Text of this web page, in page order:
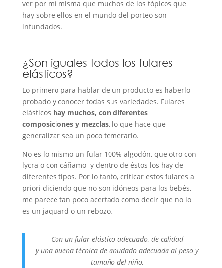
ver por mí misma que muchos de los tópicos que
hay sobre ellos en el mundo del porteo son
infundados.
¿Son iguales todos los fulares
elásticos?
Lo primero para hablar de un producto es haberlo
probado y conocer todas sus variedades. Fulares
elásticos hay muchos, con diferentes
composiciones y mezclas, lo que hace que
generalizar sea un poco temerario.
No es lo mismo un fular 100% algodón, que otro con
lycra o con cáñamo y dentro de éstos los hay de
diferentes tipos. Por lo tanto, criticar estos fulares a
priori diciendo que no son idóneos para los bebés,
me parece tan poco acertado como decir que no lo
es un jaquard o un rebozo.
Con un fular elástico adecuado, de calidad
y una buena técnica de anudado adecuada al peso y
tamaño del niño,